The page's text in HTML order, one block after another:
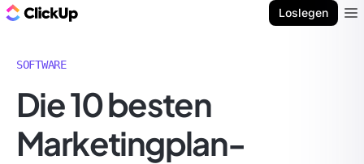
Loslegen
SOFTWARE
Die 10 besten
Marketingplan-